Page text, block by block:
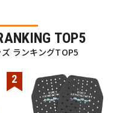
TOP5
ランキングTOP5